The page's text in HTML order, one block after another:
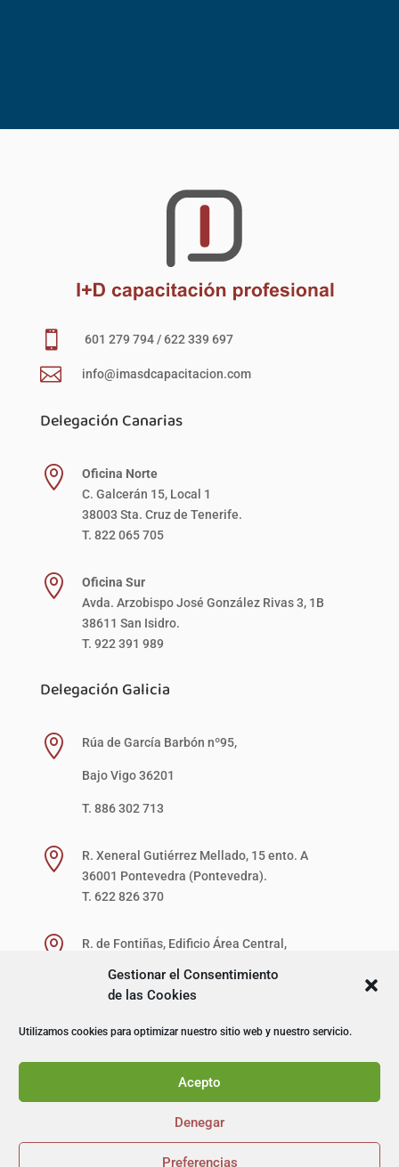
Gestionar el Consentimiento
de las Cookies
Utilizamos cookies para optimizar nuestro sitio web y nuestro servicio.
Acepto
Denegar
Preferencias
 601 279 794 / 622 339 697
 info@imasdcapacitacion.com
Delegación Canarias

Oficina Norte
C. Galcerán 15, Local 1
38003 Sta. Cruz de Tenerife.
T. 822 065 705

Oficina Sur
Avda. Arzobispo José González Rivas 3, 1B
38611 San Isidro.
T. 922 391 989
Delegación Galicia
 Rúa de García Barbón nº95,
Bajo Vigo 36201
T. 886 302 713

R. Xeneral Gutiérrez Mellado, 15 ento. A
36001 Pontevedra (Pontevedra).
T. 622 826 370

R. de Fontiñas, Edificio Área Central,
© I+D Capacitación Profesional